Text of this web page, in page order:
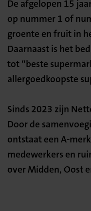
De afgelopen 15
op nummer 1 of
groente en fruit in
Daarnaast is het
tot “beste
allergoedkoopste
Sinds 2023 zijn
Door de
ontstaat een A-
medewerkers en
over Midden, Oost